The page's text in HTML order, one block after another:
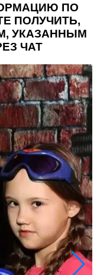
ПО
ПОЛУЧИТЬ,
УКАЗАННЫМ
ЧАТ